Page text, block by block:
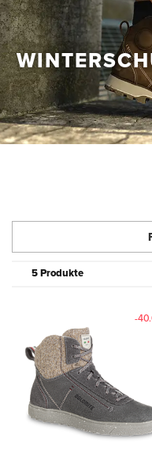
5 Produkte
-